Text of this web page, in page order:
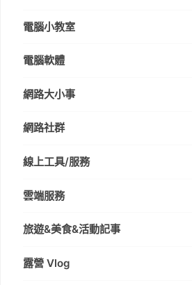
電腦小教室
電腦軟體
網路大小事
網路社群
線上工具/服務
雲端服務
旅遊&美食&活動記事
露營 Vlog